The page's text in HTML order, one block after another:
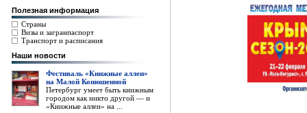
Полезная информация
Страны
Визы и загранпаспорт
Транспорт и расписания
Наши новости
Фестиваль «Книжные аллеи»
на Малой Конюшенной
Петербург умеет быть книжным
городом как никто другой — и
«Книжные аллеи» на ...